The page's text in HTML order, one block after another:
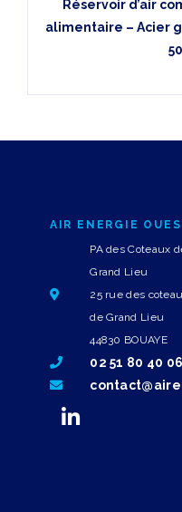
Réservoir d’air
alimentaire – Acier
AIR ENERGIE
PA des Coteaux
Grand Lieu
25 rue des
de Grand Lieu
44830 BOUAYE
02 51 80 40 06